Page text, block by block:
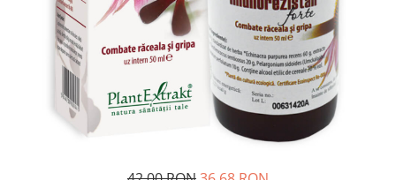
Omega 3
Par si unghii
Probiotice si prebiotice
Prostata
Sanatate urinara
Ingrijire par
Balsam masca si tratament
Produse cu SPF Pentru Fata
Repelenti insecte